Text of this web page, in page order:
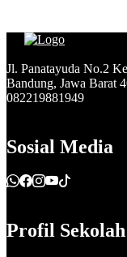
Jl. Panatayuda No.2
Bandung, Jawa Barat
082219881949
Sosial Media
Profil Sekolah